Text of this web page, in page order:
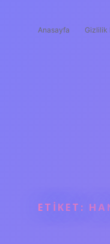
Anasayfa Gizlilik
ETIKET: